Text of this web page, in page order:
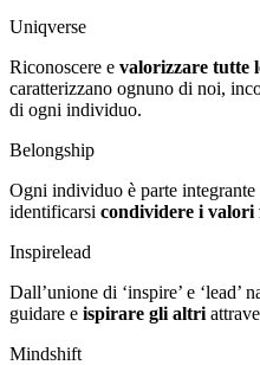
Uniqverse
Riconoscere e valorizzare tutte
caratterizzano ognuno di noi,
di ogni individuo.
Belongship
Ogni individuo è parte
identificarsi condividere i valori
Inspirelead
Dall’unione di ‘inspire’ e ‘lead’
guidare e ispirare gli altri
Mindshift